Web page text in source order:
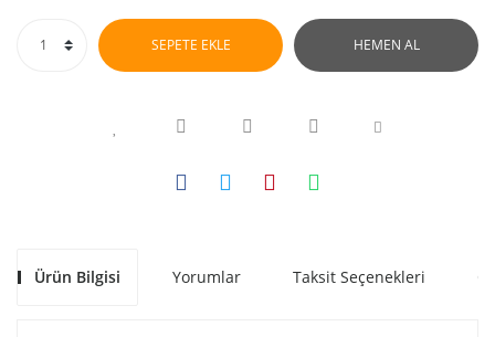
SEPETE EKLE HEMEN AL
Ürün Bilgisi Yorumlar Taksit Seçenekleri